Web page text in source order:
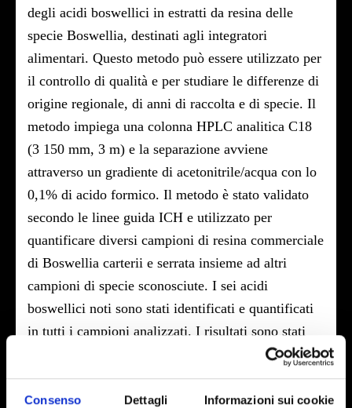
Consenso Dettagli Informazioni sui cookie
degli acidi boswellici in estratti da resina delle
specie Boswellia, destinati agli integratori
alimentari. Questo metodo può essere utilizzato per
il controllo di qualità e per studiare le differenze di
origine regionale, di anni di raccolta e di specie. Il
metodo impiega una colonna HPLC analitica C18
(3 150 mm, 3 m) e la separazione avviene
attraverso un gradiente di acetonitrile/acqua con lo
0,1% di acido formico. Il metodo è stato validato
secondo le linee guida ICH e utilizzato per
quantificare diversi campioni di resina commerciale
di Boswellia carterii e serrata insieme ad altri
campioni di specie sconosciute. I sei acidi
boswellici noti sono stati identificati e quantificati
in tutti i campioni analizzati. I risultati sono stati
utilizzati per costruire un modello multivariato per
apprezzare graficamente la loro differenza
attraverso il loro raggruppamento. Il modello è